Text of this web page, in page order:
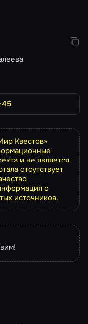
45
Квестов»
и не является
отсутствует
о
источников.